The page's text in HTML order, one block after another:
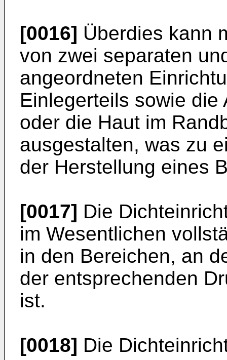
[0016] Überdies kann
von zwei separaten
angeordneten
Einlegerteils sowie
oder die Haut im
ausgestalten, was zu
der Herstellung eines
[0017] Die
im Wesentlichen
in den Bereichen, an
der entsprechenden
ist.
[0018] Die